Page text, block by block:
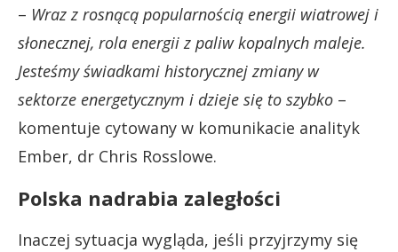
– Wraz z rosnącą popularnością energii wiatrowej i
słonecznej, rola energii z paliw kopalnych maleje.
Jesteśmy świadkami historycznej zmiany w
sektorze energetycznym i dzieje się to szybko –
komentuje cytowany w komunikacie analityk
Ember, dr Chris Rosslowe.
Polska nadrabia zaległości
Inaczej sytuacja wygląda, jeśli przyjrzymy się